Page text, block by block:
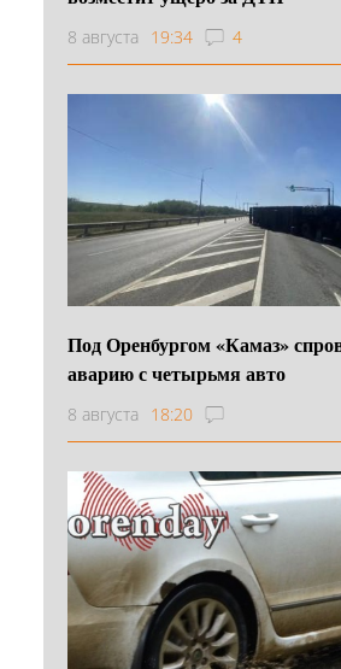
8 августа 19:34 4
Под Оренбургом «Камаз»
аварию с четырьмя авто
8 августа 18:20